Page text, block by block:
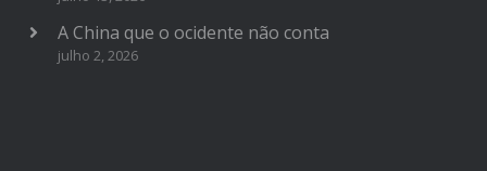
A China que o ocidente não conta
julho 2, 2026